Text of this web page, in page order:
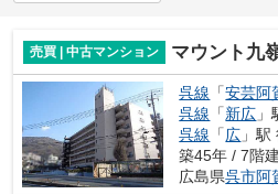
売買 | 中古マンション マウント九
呉線 「安芸阿
呉線 「新広
呉線 「広 」
築45年 / 7階建
広島県呉市阿